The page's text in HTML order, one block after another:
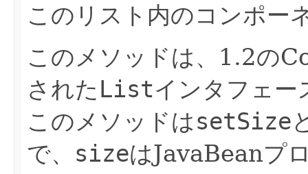
このリスト内のコンポー
このメソッドは、1.2の
された Listインタフェー
このメソッドはsetSize
で、 sizeはJavaBeanプ